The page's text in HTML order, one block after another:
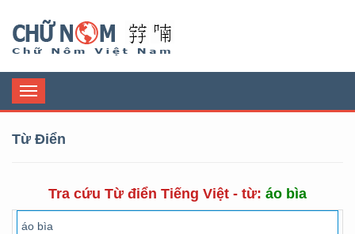
Toggle
navigation
Từ Điển
Tra cứu Từ điển Tiếng Việt - từ: áo bìa